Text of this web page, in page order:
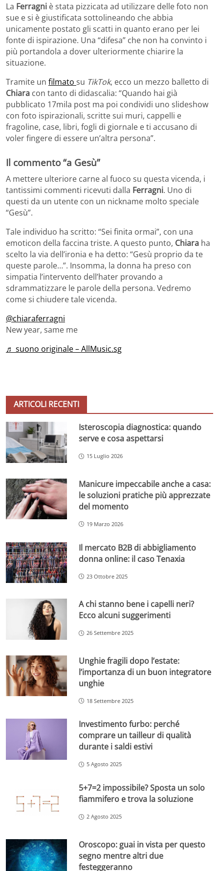
La Ferragni è stata pizzicata ad utilizzare delle foto non
sue e si è giustificata sottolineando che abbia
unicamente postato gli scatti in quanto erano per lei
fonte di ispirazione. Una “difesa” che non ha convinto i
più portandola a dover ulteriormente chiarire la
situazione.
Tramite un filmato su TikTok, ecco un mezzo balletto di
Chiara con tanto di didascalia: “Quando hai già
pubblicato 17mila post ma poi condividi uno slideshow
con foto ispirazionali, scritte sui muri, cappelli e
fragoline, case, libri, fogli di giornale e ti accusano di
voler fingere di essere un’altra persona”.
Il commento “a Gesù”
A mettere ulteriore carne al fuoco su questa vicenda, i
tantissimi commenti ricevuti dalla Ferragni. Uno di
questi da un utente con un nickname molto speciale
“Gesù”.
Tale individuo ha scritto: “Sei finita ormai”, con una
emoticon della faccina triste. A questo punto, Chiara ha
scelto la via dell’ironia e ha detto: “Gesù proprio da te
queste parole…”. Insomma, la donna ha preso con
simpatia l’intervento dell’hater provando a
sdrammatizzare le parole della persona. Vedremo
come si chiudere tale vicenda.
@chiaraferragni
New year, same me
♬ suono originale – AllMusic.sg
ARTICOLI RECENTI
Isteroscopia diagnostica: quando
serve e cosa aspettarsi
15 Luglio 2026
Manicure impeccabile anche a casa:
le soluzioni pratiche più apprezzate
del momento
19 Marzo 2026
Il mercato B2B di abbigliamento
donna online: il caso Tenaxia
23 Ottobre 2025
A chi stanno bene i capelli neri?
Ecco alcuni suggerimenti
26 Settembre 2025
Unghie fragili dopo l’estate:
l’importanza di un buon integratore
unghie
18 Settembre 2025
Investimento furbo: perché
comprare un tailleur di qualità
durante i saldi estivi
5 Agosto 2025
5+7=2 impossibile? Sposta un solo
fiammifero e trova la soluzione
2 Agosto 2025
Oroscopo: guai in vista per questo
segno mentre altri due
festeggeranno